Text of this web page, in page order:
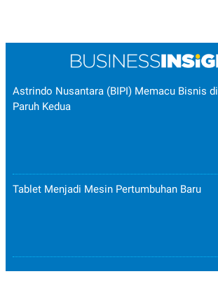
Astrindo Nusantara (BIPI) Memacu Bisnis di
Paruh Kedua
Tablet Menjadi Mesin Pertumbuhan Baru